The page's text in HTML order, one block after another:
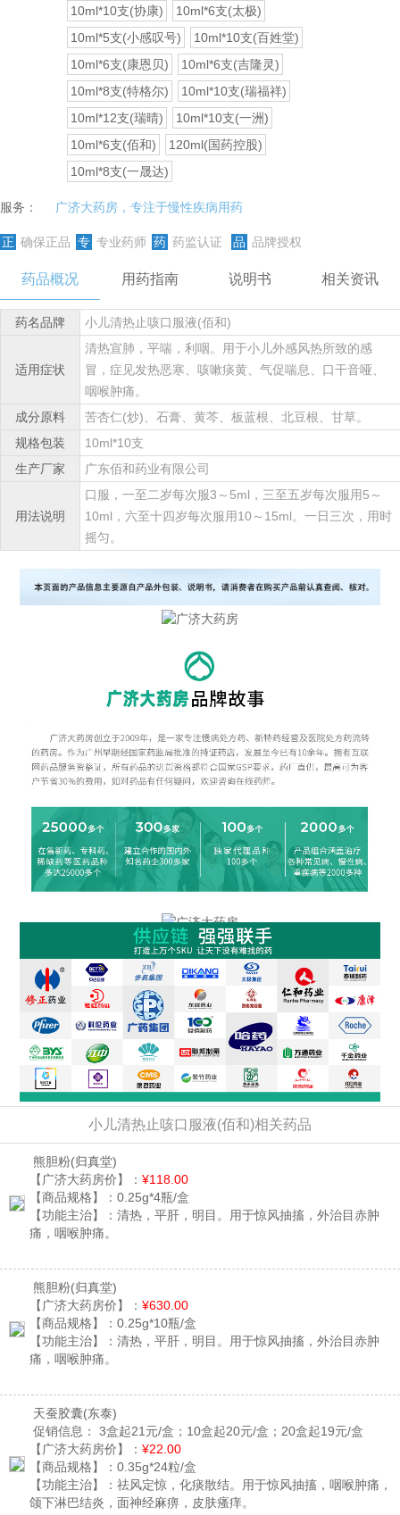
10ml*10支(协康)
10ml*6支(太极)
10ml*5支(小感叹号)
10ml*10支(百姓堂)
10ml*6支(康恩贝)
10ml*6支(吉隆灵)
10ml*8支(特格尔)
10ml*10支(瑞福祥)
10ml*12支(瑞晴)
10ml*10支(一洲)
10ml*6支(佰和)
120ml(国药控股)
10ml*8支(一晟达)
服务： 广济大药房，专注于慢性疾病用药
正 确保正品 专 专业药师 药 药监认证 品 品牌授权
药品概况 用药指南 说明书 相关资讯
药名品牌 小儿清热止咳口服液(佰和)
适用症状
清热宣肺，平喘，利咽。用于小儿外感风热所致的感
冒，症见发热恶寒、咳嗽痰黄、气促喘息、口干音哑、
咽喉肿痛。
成分原料
苦杏仁(炒)、石膏、黄芩、板蓝根、北豆根、甘草。
规格包装
10ml*10支
生产厂家
广东佰和药业有限公司
用法说明
口服，一至二岁每次服3～5ml，三至五岁每次服用5～
10ml，六至十四岁每次服用10～15ml。一日三次，用时
摇匀。
小儿清热止咳口服液(佰和)相关药品
熊胆粉(归真堂)
【广济大药房价】： ¥118.00
【商品规格】： 0.25g*4瓶/盒
【功能主治】： 清热，平肝，明目。用于惊风抽搐，外治目赤肿
痛，咽喉肿痛。
熊胆粉(归真堂)
【广济大药房价】： ¥630.00
【商品规格】： 0.25g*10瓶/盒
【功能主治】： 清热，平肝，明目。用于惊风抽搐，外治目赤肿
痛，咽喉肿痛。
天蚕胶囊(东泰)
促销信息：
3盒起21元/盒；10盒起20元/盒；20盒起19元/盒
【广济大药房价】： ¥22.00
【商品规格】： 0.35g*24粒/盒
【功能主治】： 祛风定惊，化痰散结。用于惊风抽搐，咽喉肿痛，
颌下淋巴结炎，面神经麻痹，皮肤瘙痒。